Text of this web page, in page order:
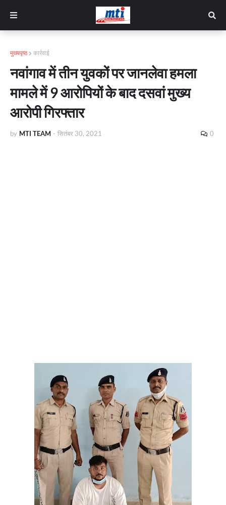
मुख्यपृष्ठ कार्रवाई
नवांगाव में तीन युवकों पर जानलेवा हमला
मामले में 9 आरोपियों के बाद दसवां मुख्य
आरोपी गिरफ्तार
by MTI TEAM - सितंबर 30, 2021 0